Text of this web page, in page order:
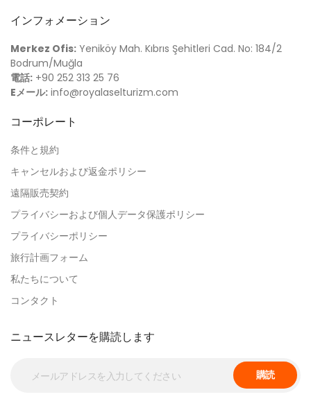
インフォメーション
Merkez Ofis: Yeniköy Mah. Kıbrıs Şehitleri Cad. No: 184/2
Bodrum/Muğla
電話: +90 252 313 25 76
Eメール: info@royalaselturizm.com
コーポレート
条件と規約
キャンセルおよび返金ポリシー
遠隔販売契約
プライバシーおよび個人データ保護ポリシー
プライバシーポリシー
旅行計画フォーム
私たちについて
コンタクト
ニュースレターを購読します
購読